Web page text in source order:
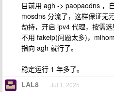
目前用 agh -> paopaodns ，
mosdns 分流了，这样保证无
劫持，开启 ipv4 代理，按需
不用 fakeip(问题太多)，
指向 agh 就行了。
稳定运行 1 年多了。
LAL8 Jul 1, 2025